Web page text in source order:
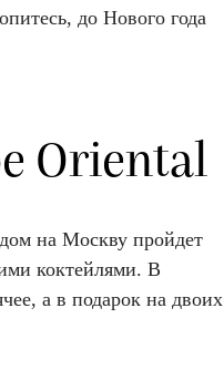
до Нового года
Oriental
на Москву пройдет
коктейлями. В
а в подарок на двоих